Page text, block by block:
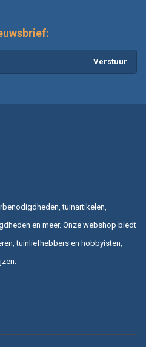
Verstuur
tuinartikelen,
en meer. Onze webshop biedt
tuinliefhebbers en hobbyisten,